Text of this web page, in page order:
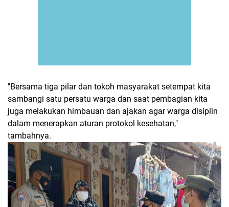
"Bersama tiga pilar dan tokoh masyarakat setempat kita
sambangi satu persatu warga dan saat pembagian kita
juga melakukan himbauan dan ajakan agar warga disiplin
dalam menerapkan aturan protokol kesehatan,"
tambahnya.